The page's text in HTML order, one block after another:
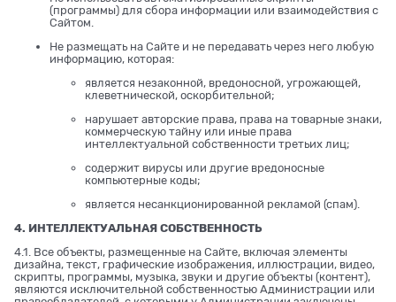
(программы) для сбора информации или взаимодействия с
Сайтом.
Не размещать на Сайте и не передавать через него любую
информацию, которая:
является незаконной, вредоносной, угрожающей,
клеветнической, оскорбительной;
нарушает авторские права, права на товарные знаки,
коммерческую тайну или иные права
интеллектуальной собственности третьих лиц;
содержит вирусы или другие вредоносные
компьютерные коды;
является несанкционированной рекламой (спам).
4. ИНТЕЛЛЕКТУАЛЬНАЯ СОБСТВЕННОСТЬ
4.1. Все объекты, размещенные на Сайте, включая элементы
дизайна, текст, графические изображения, иллюстрации, видео,
скрипты, программы, музыка, звуки и другие объекты (контент),
являются исключительной собственностью Администрации или